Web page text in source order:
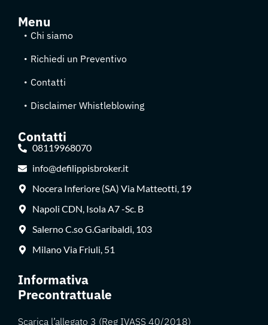
Menu
Chi siamo
Richiedi un Preventivo
Contatti
Disclaimer Whistleblowing
Contatti
08119968070
info@defilippisbroker.it
Nocera Inferiore (SA) Via Matteotti, 19
Napoli CDN, Isola A7 -Sc. B
Salerno C.so G.Garibaldi, 103
Milano Via Friuli, 51
Informativa
Precontrattuale
Scarica l’allegato 3 (Reg IVASS 40/2018)